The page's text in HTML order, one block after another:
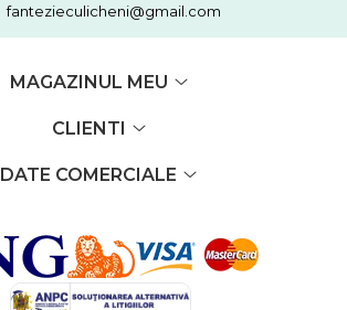
fantezieculicheni@gmail.com
MAGAZINUL MEU
CLIENTI
DATE COMERCIALE